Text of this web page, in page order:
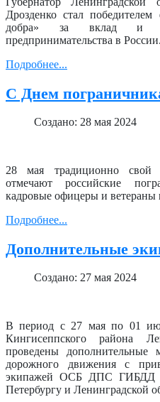
Дрозденко стал
добра» за вклад и
предпринимательства в России.
Подробнее...
С Днем
Создано: 28 мая 2024
28 мая традиционно свой
отмечают российские
кадровые офицеры и ветераны
Подробнее...
Дополнительные
Создано: 27 мая 2024
В период с 27 мая по 01
Кингисеппского района
проведены дополнительные
дорожного движения с
экипажей ОСБ ДПС ГИБДД
Петербургу и Ленинградской